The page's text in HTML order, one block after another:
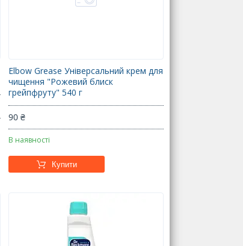
Elbow Grease Універсальний крем для
чищення "Рожевий блиск
грейпфруту" 540 г
90 ₴
В наявності
Купити